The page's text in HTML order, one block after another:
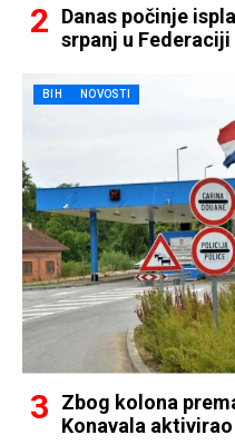
Danas počinje
srpanj u Federaciji
BIH NOVOSTI
Zbog kolona
Konavala